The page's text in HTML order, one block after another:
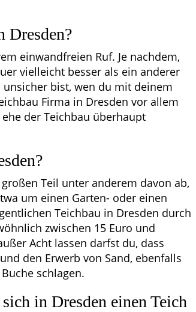
Dresden?
einwandfreien Ruf. Je nachdem,
vielleicht besser als ein anderer
bist, wen du mit deinem
Firma in Dresden vor allem
der Teichbau überhaupt
Teil unter anderem davon ab,
um einen Garten- oder einen
Teichbau in Dresden durch
zwischen 15 Euro und
Acht lassen darfst du, dass
den Erwerb von Sand, ebenfalls
schlagen.
in Dresden einen Teich